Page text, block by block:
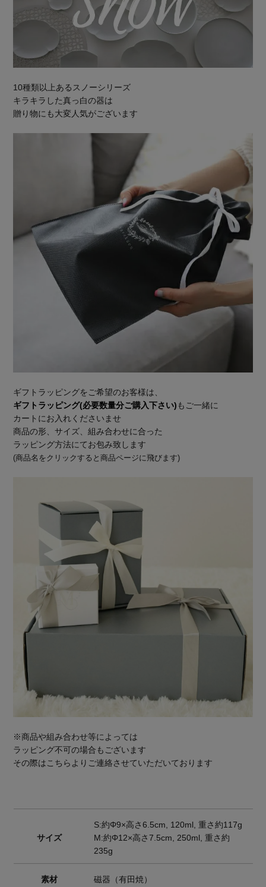
10種類以上あるスノーシリーズ
キラキラした真っ白の器は
贈り物にも大変人気がございます
ギフトラッピングをご希望のお客様は、
ギフトラッピング(必要数量分ご購入下さい)もご一緒に
カートにお入れくださいませ
商品の形、サイズ、組み合わせに合った
ラッピング方法にてお包み致します
(商品名をクリックすると商品ページに飛びます)
※商品や組み合わせ等によっては
ラッピング不可の場合もございます
その際はこちらよりご連絡させていただいております
サイズ
S:約Φ9×高さ6.5cm, 120ml, 重さ約117g
M:約Φ12×高さ7.5cm, 250ml, 重さ約
235g
素材 磁器（有田焼）